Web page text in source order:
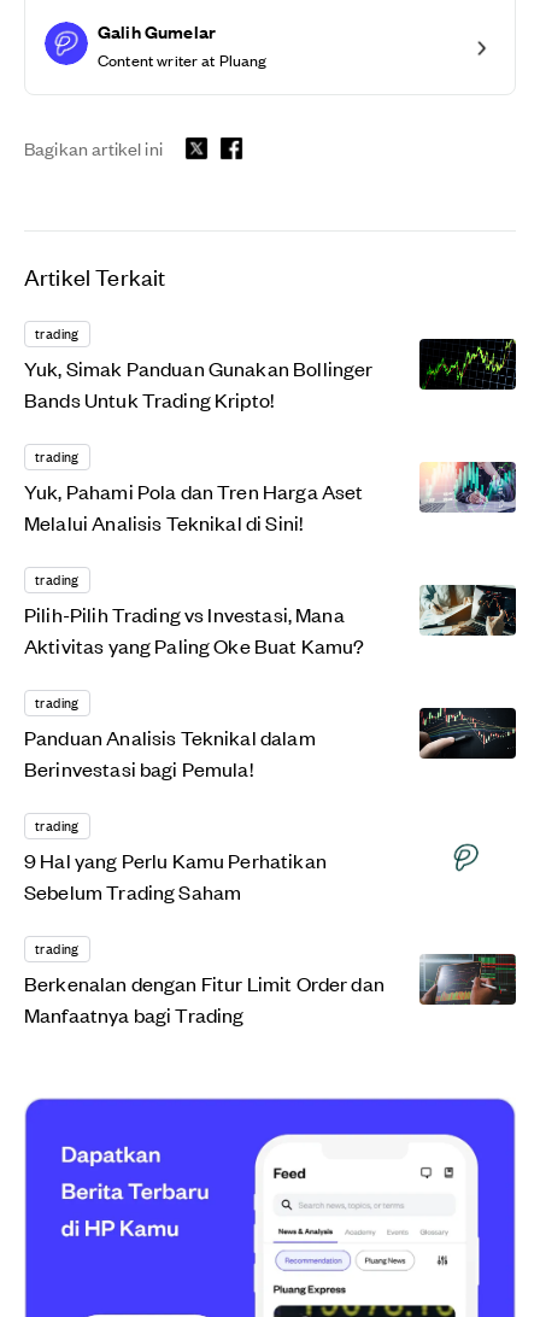
Galih Gumelar
Content writer at Pluang
Bagikan artikel ini
Artikel Terkait
trading
Yuk, Simak Panduan Gunakan Bollinger
Bands Untuk Trading Kripto!
trading
Yuk, Pahami Pola dan Tren Harga Aset
Melalui Analisis Teknikal di Sini!
trading
Pilih-Pilih Trading vs Investasi, Mana
Aktivitas yang Paling Oke Buat Kamu?
trading
Panduan Analisis Teknikal dalam
Berinvestasi bagi Pemula!
trading
9 Hal yang Perlu Kamu Perhatikan
Sebelum Trading Saham
trading
Berkenalan dengan Fitur Limit Order dan
Manfaatnya bagi Trading